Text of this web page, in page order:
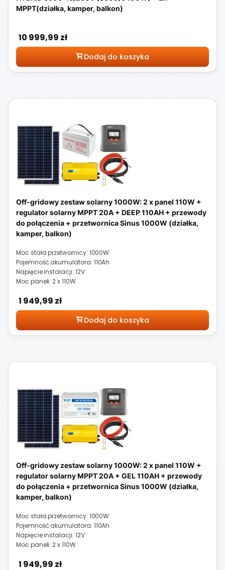
MPPT(działka, kamper, balkon)
Cena
10 999,99 zł
Dodaj do koszyka
Off-gridowy zestaw solarny 1000W: 2 x panel 110W +
regulator solarny MPPT 20A + DEEP 110AH + przewody
do połączenia + przetwornica Sinus 1000W (działka,
kamper, balkon)
Moc stała przetwornicy: 1000W
Pojemność akumulatora: 110Ah
Napięcie instalacji: 12V
Moc paneli: 2 x 110W
Cena
1 949,99 zł
Dodaj do koszyka
Off-gridowy zestaw solarny 1000W: 2 x panel 110W +
regulator solarny MPPT 20A + GEL 110AH + przewody
do połączenia + przetwornica Sinus 1000W (działka,
kamper, balkon)
Moc stała przetwornicy: 1000W
Pojemność akumulatora: 110Ah
Napięcie instalacji: 12V
Moc paneli: 2 x 110W
Cena
1 949,99 zł